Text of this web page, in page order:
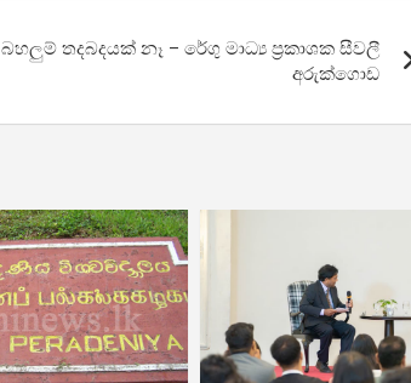
බහලුම් තදබදයක් නෑ – රේගු මාධ්‍ය ප්‍රකාශක සීවලී
අරුක්ගොඩ